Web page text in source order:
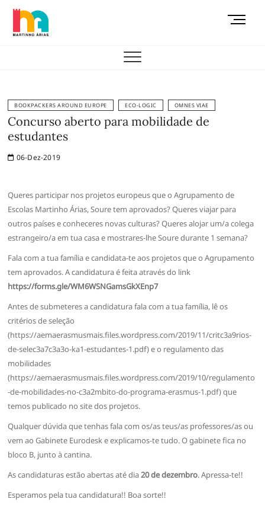
Skip
content
M
BOOKPACKERS AROUND EUROPE ECO-LOGIC OMNES VIAE
Concurso aberto para mobilidade de
estudantes
06-Dez-2019
Queres participar nos projetos europeus que o Agrupamento de
Escolas Martinho Árias, Soure tem aprovados? Queres viajar para
outros países e conheceres novas culturas? Queres alojar um/a colega
estrangeiro/a em tua casa e mostrares-lhe Soure durante 1 semana?
Fala com a tua família e candidata-te aos projetos que o Agrupamento
tem aprovados. A candidatura é feita através do link
https://forms.gle/WM6WSNGamsGkXEnp7
Antes de submeteres a candidatura fala com a tua família, lê os
critérios de seleção
(https://aemaerasmusmais.files.wordpress.com/2019/11/critc3a9rios-
de-selec3a7c3a3o-ka1-estudantes-1.pdf) e o regulamento das
mobilidades
(https://aemaerasmusmais.files.wordpress.com/2019/10/regulamento
-de-mobilidades-no-c3a2mbito-do-programa-erasmus-1.pdf) que
temos publicado no site dos projetos.
Qualquer dúvida que tenhas fala com os/as teus/as professores/as ou
vem ao Gabinete Eurodesk e explicamos-te tudo. O gabinete fica no
bloco B, junto à cantina.
As candidaturas estão abertas até dia20 de dezembro. Apressa-te!!
Esperamos pela tua candidatura!! Boa sorte!!